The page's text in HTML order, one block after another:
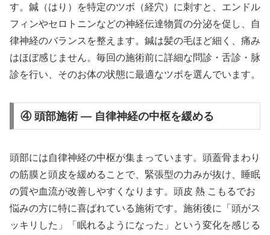
す。鍼（はり）を特定のツボ（経穴）に刺すと、エンドル
フィンやセロトニンなどの神経伝達物質の分泌を促し、自
律神経のバランスを整えます。鍼は髪の毛ほど細く、痛み
はほぼ感じません。毎回の施術前に詳細な問診・舌診・脉
診を行い、そのお体の状態に最適なツボを選んでいます。
④ 頭部施術 — 自律神経の中枢を緩める
頭部には自律神経の中枢が集まっています。頭蓋骨まわり
の筋膜と頭皮を緩めることで、緊張型の力みが抜け、睡眠
の質や血流が改善しやすくなります。頭皮 熱 こもるでお
悩みの方に特に喜ばれている施術です。施術後に「頭がス
ッキリした」「眠れるようになった」という変化を感じる